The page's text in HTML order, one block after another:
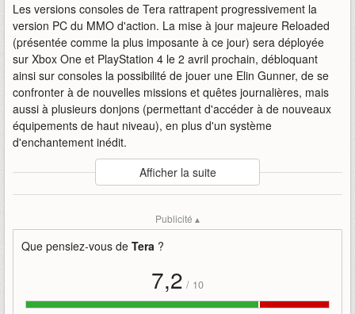
Les versions consoles de Tera rattrapent progressivement la
version PC du MMO d'action. La mise à jour majeure Reloaded
(présentée comme la plus imposante à ce jour) sera déployée
sur Xbox One et PlayStation 4 le 2 avril prochain, débloquant
ainsi sur consoles la possibilité de jouer une Elin Gunner, de se
confronter à de nouvelles missions et quêtes journalières, mais
aussi à plusieurs donjons (permettant d'accéder à de nouveaux
équipements de haut niveau), en plus d'un système
d'enchantement inédit.
Auteur
En Masse Entertainment
: Uther
en-masse-entertainment
tera
the-exiled-realm-of-arborea
ps4
Afficher la suite
Publicité ▴
Que pensiez-vous de Tera ?
7,2 / 10